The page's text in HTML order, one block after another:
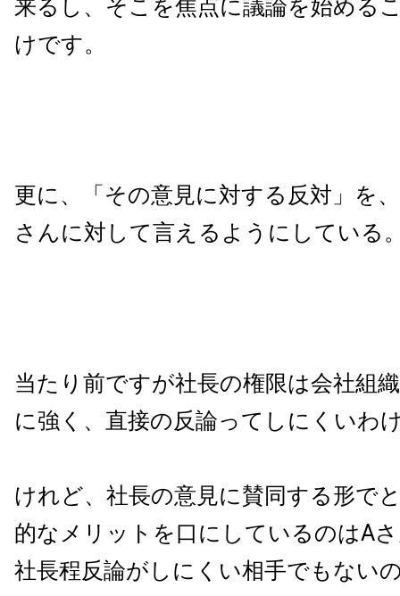
来るし、そこを焦点に議論を始める
けです。
更に、「その意見に対する反対」を
さんに対して言えるようにしている
当たり前ですが社長の権限は会社組
に強く、直接の反論ってしにくいわ
けれど、社長の意見に賛同する形で
的なメリットを口にしているのはA
社長程反論がしにくい相手でもない